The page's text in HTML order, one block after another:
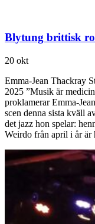
Blytung brittisk
20 okt
Emma-Jean Thackray
2025 ”Musik är
proklamerar Emma-
scen denna sista kväll
det jazz hon spelar:
Weirdo från april i år